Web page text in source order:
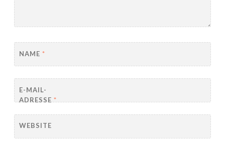
NAME *
E-MAIL-
ADRESSE *
WEBSITE